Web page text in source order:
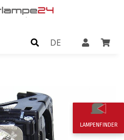
DE
LAMPENFINDER